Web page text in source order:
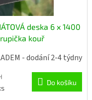
deska 6 x 1400
kouř
- dodání 2-4 týdny
Do košíku